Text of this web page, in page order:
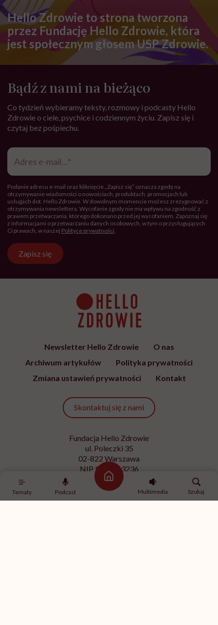
Tematy Podcast
Strona główna
Multimedia
Szukaj
Hello Zdrowie to strona tworzona
przez Fundację Hello Zdrowie, która
jest społecznym głosem USP Zdrowie.
Bądź z nami na bieżąco
Co tydzień wybieramy teksty, rozmowy i podcasty Hello
Zdrowie o ciele, psychice i codziennym życiu. Zapisz się i
czytaj bez pośpiechu.
Adres
mail*
Podanie adresu e-mail oraz kliknięcie „Zapisz się” oznacza zgodę na
otrzymywanie wiadomości o nowościach, produktach, promocjach lub
usługach dot. Hello Zdrowie. W dowolnym momencie możesz zrezygnować z
otrzymywania newslettera. Wycofanie zgody nie ma wpływu na zgodność z
prawem przetwarzania, którego dokonano przed jej wycofaniem. Zapoznaj się
z informacjami o przetwarzaniu danych osobowych, w tym o przysługujących
Ci prawach, w naszej Polityce prywatności.
Zapisz się
Newsletter Hello Zdrowie
O nas
Archiwum artykułów
Polityka prywatności
Zmiana ustawień prywatności
Kontakt
Skontaktuj się z nami
Fundacja Hello Zdrowie
ul. Poleczki 35
02-822 Warszawa
NIP 9512613236
Kontakt z redakcją
redakcja@hellozdrowie.pl